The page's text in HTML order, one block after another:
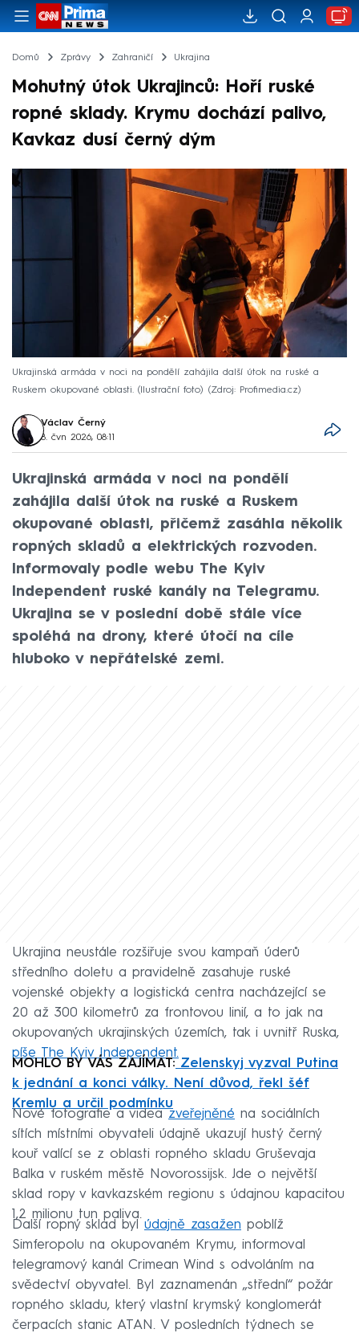
Domů Zprávy Zahraničí Ukrajina
Mohutný útok Ukrajinců: Hoří ruské
ropné sklady. Krymu dochází palivo,
Kavkaz dusí černý dým
Ukrajinská armáda v noci na pondělí zahájila další útok na ruské a
Ruskem okupované oblasti. (Ilustrační foto)
Zdroj: Profimedia.cz
Václav Černý
8. čvn 2026, 08:11
Ukrajinská armáda v noci na pondělí
zahájila další útok na ruské a Ruskem
okupované oblasti, přičemž zasáhla několik
ropných skladů a elektrických rozvoden.
Informovaly podle webu The Kyiv
Independent ruské kanály na Telegramu.
Ukrajina se v poslední době stále více
spoléhá na drony, které útočí na cíle
hluboko v nepřátelské zemi.
Ukrajina neustále rozšiřuje svou kampaň úderů
středního doletu a pravidelně zasahuje ruské
vojenské objekty a logistická centra nacházející se
20 až 300 kilometrů za frontovou linií, a to jak na
okupovaných ukrajinských územích, tak i uvnitř Ruska,
píše The Kyiv Independent.
MOHLO BY VÁS ZAJÍMAT: Zelenskyj vyzval Putina
k jednání a konci války. Není důvod, řekl šéf
Kremlu a určil podmínku
Nové fotografie a videa zveřejněné na sociálních
sítích místními obyvateli údajně ukazují hustý černý
kouř valící se z oblasti ropného skladu Gruševaja
Balka v ruském městě Novorossijsk. Jde o největší
sklad ropy v kavkazském regionu s údajnou kapacitou
1,2 milionu tun paliva.
Další ropný sklad byl údajně zasažen poblíž
Simferopolu na okupovaném Krymu, informoval
telegramový kanál Crimean Wind s odvoláním na
svědectví obyvatel. Byl zaznamenán „střední“ požár
ropného skladu, který vlastní krymský konglomerát
čerpacích stanic ATAN. V posledních týdnech se